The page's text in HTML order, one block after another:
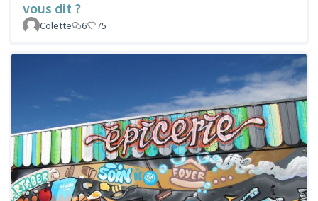
vous dit ?
Colette 6 75